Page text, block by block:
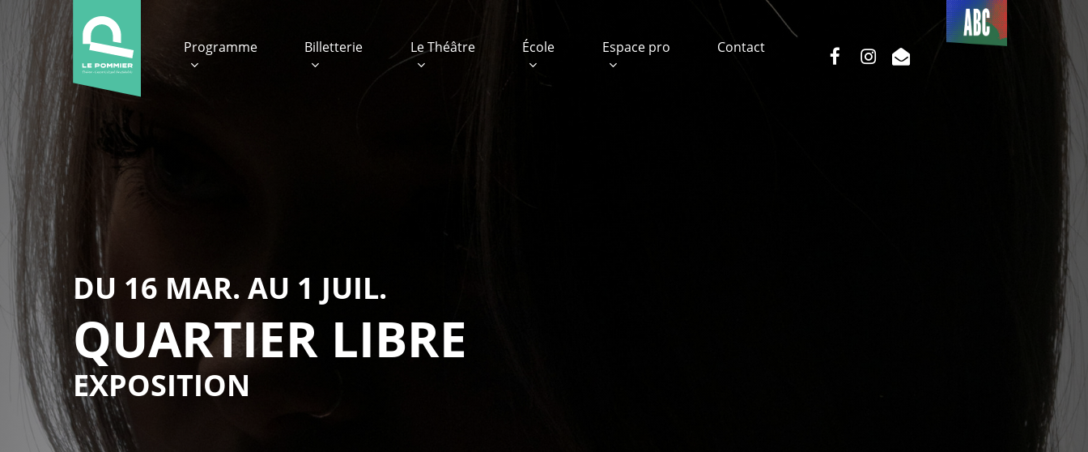
content
Programme Billetterie Le Théâtre École Espace pro Contact
Du côté
de l’ABC
facebookinstagram
email
DU 16 MAR. AU 1 JUIL.
QUARTIER LIBRE
EXPOSITION